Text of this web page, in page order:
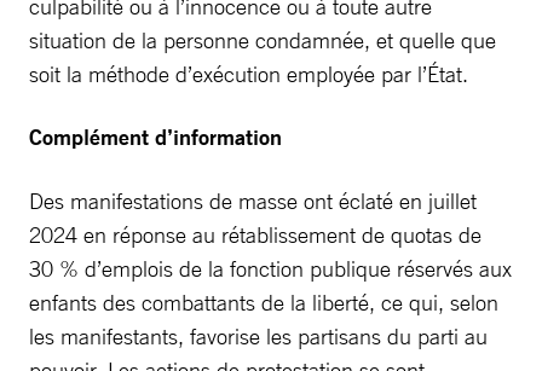
culpabilité ou à l’innocence ou à toute autre
situation de la personne condamnée, et quelle que
soit la méthode d’exécution employée par l’État.
Complément d’information
Des manifestations de masse ont éclaté en juillet
2024 en réponse au rétablissement de quotas de
30 % d’emplois de la fonction publique réservés aux
enfants des combattants de la liberté, ce qui, selon
les manifestants, favorise les partisans du parti au